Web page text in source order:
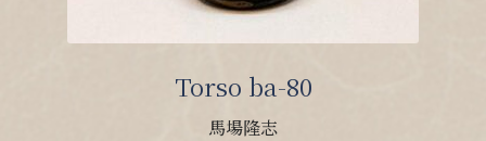
Torso ba-80
馬場隆志